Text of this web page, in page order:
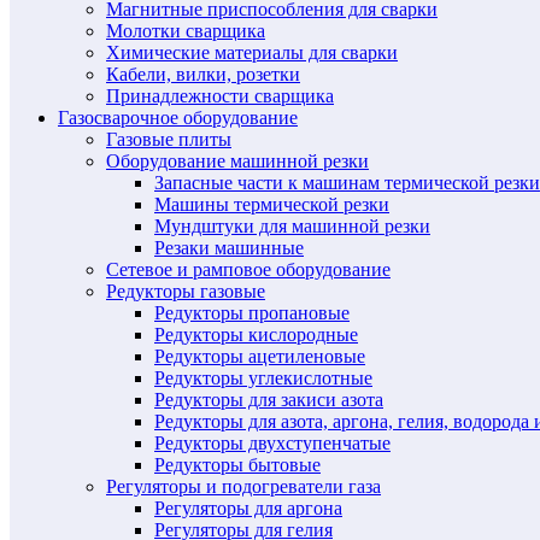
Магнитные приспособления для сварки
Молотки сварщика
Химические материалы для сварки
Кабели, вилки, розетки
Принадлежности сварщика
Газосварочное оборудование
Газовые плиты
Оборудование машинной резки
Запасные части к машинам термической резки
Машины термической резки
Мундштуки для машинной резки
Резаки машинные
Сетевое и рамповое оборудование
Редукторы газовые
Редукторы пропановые
Редукторы кислородные
Редукторы ацетиленовые
Редукторы углекислотные
Редукторы для закиси азота
Редукторы для азота, аргона, гелия, водорода
Редукторы двухступенчатые
Редукторы бытовые
Регуляторы и подогреватели газа
Регуляторы для аргона
Регуляторы для гелия